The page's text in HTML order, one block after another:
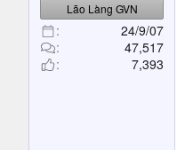
Lão Làng GVN
24/9/07
47,517
7,393